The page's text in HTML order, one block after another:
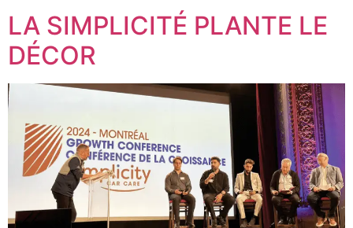
LA SIMPLICITÉ PLANTE LE
DÉCOR